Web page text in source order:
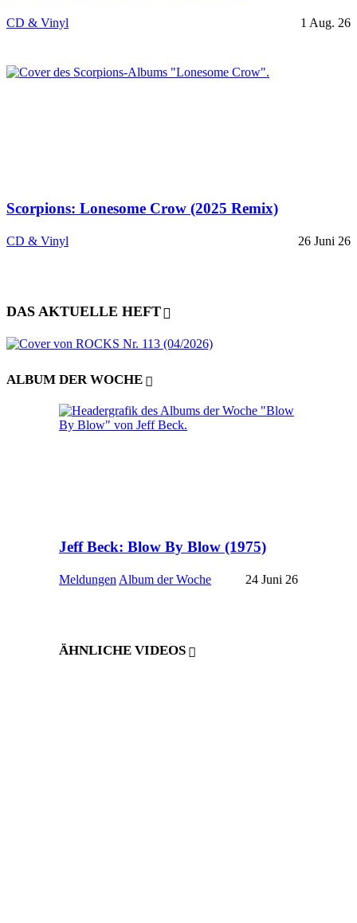
CD & Vinyl 1 Aug. 26
Scorpions: Lonesome Crow (2025 Remix)
CD & Vinyl 26 Juni 26
DAS AKTUELLE HEFT
ALBUM DER WOCHE
Jeff Beck: Blow By Blow (1975)
Meldungen Album der Woche 24 Juni 26
ÄHNLICHE VIDEOS